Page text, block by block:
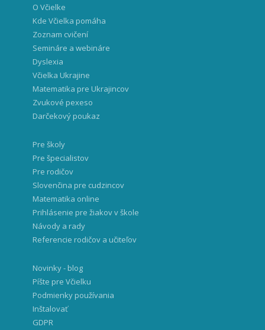
O Včielke
Kde Včielka pomáha
Zoznam cvičení
Semináre a webináre
Dyslexia
Včielka Ukrajine
Matematika pre Ukrajincov
Zvukové pexeso
Darčekový poukaz
Pre školy
Pre špecialistov
Pre rodičov
Slovenčina pre cudzincov
Matematika online
Prihlásenie pre žiakov v škole
Návody a rady
Referencie rodičov a učiteľov
Novinky - blog
Píšte pre Včielku
Podmienky používania
Inštalovať
GDPR